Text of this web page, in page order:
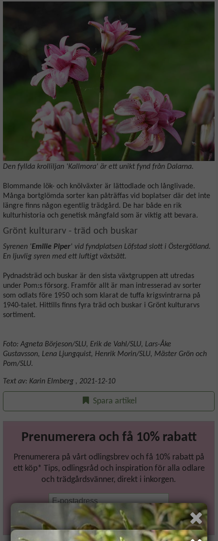
Den fyllda krolliljan 'Kallmora' är ett unikt fynd från Dalarna.
Blommande lök- och knölväxter är lättodlade och långlivade.
Många bortglömda sorter kan påträffas vid boplatser där det inte
längre finns någon egentlig trädgård. De har både en rik
kulturhistoria och genetisk mångfald som är viktig att bevara.
Grönt kulturarv - träd och buskar
Syrenen 'Emilie Piper' vid fyndplatsen Löfstad slott i Östergötland.
En ljuvlig syren med ett luftigt växtsätt.
Pydnadsträd och buskar är den sista växtgruppen att utredas
under Pom:s försorg. Framför allt är man intresserad av sorter
som odlats före 1950 och som klarat de tuffa krigsvintrarna på
1940-talet. Hittills finns fyra träd och buskar i Grönt kulturarvs
sortiment.
Foto: Agneta Börjeson/SLU, Erik de Vahl/SLU, Lars-Åke
Gustavsson, Lena Ljungquist, Henrik Morin/SLU, Mäster Grön och
Pom/SLU.
Text av: Karin Elmberg , 2021-12-10
Spara artikel
Prenumerera och få 10% rabatt
Prenumerera på vårt odlingsbrev och få 10% rabatt på
ett köp* Tips, odlingsråd och inspiration för alla odlare
och trädgårdsvänner, direkt i inkorgen.
Prenumerera